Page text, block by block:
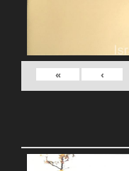
›
»